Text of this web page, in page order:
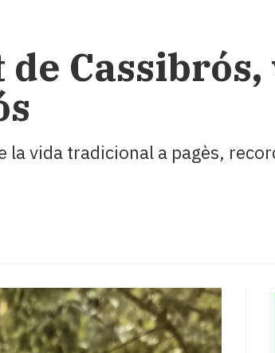
Cassibrós,
vida tradicional a pagès,